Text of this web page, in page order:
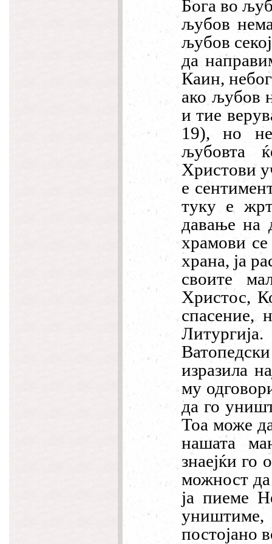
Бога во
љубов
љубов
да
Каин,
ако љубов
и тие
19), но
љубовта
Христови
е
туку е
давање на
храмови се
храна, ја
своите
Христос,
спасение,
изразила
му
да го
Тоа може
нашата
знаејќи го
можност да
ја пиеме
постојано